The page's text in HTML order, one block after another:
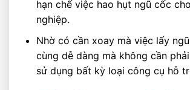
hạn chế việc hao hụt ngũ cốc
nghiệp.
Nhờ có cần xoay mà việc lấy
cùng dễ dàng mà không cần
sử dụng bất kỳ loại công cụ hỗ